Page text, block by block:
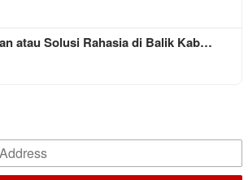
atau Solusi Rahasia di Balik Kab…